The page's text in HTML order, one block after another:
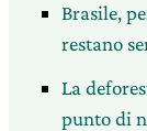
Brasile,
restano
La
punto di